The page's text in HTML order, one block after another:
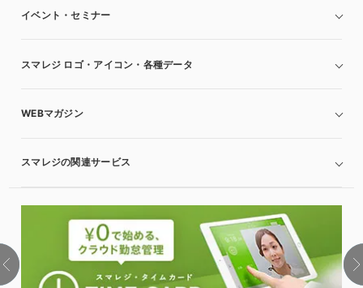
イベント・セミナー
スマレジ ロゴ・アイコン・各種データ
WEBマガジン
スマレジの関連サービス